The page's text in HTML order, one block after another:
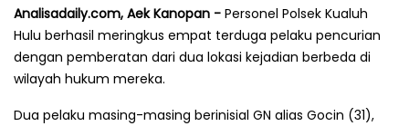
Analisadaily.com, Aek Kanopan - Personel Polsek Kualuh
Hulu berhasil meringkus empat terduga pelaku pencurian
dengan pemberatan dari dua lokasi kejadian berbeda di
wilayah hukum mereka.
Dua pelaku masing-masing berinisial GN alias Gocin (31),